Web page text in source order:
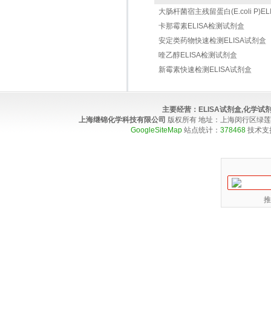
大肠杆菌宿主残留蛋白(E.coli
卡那霉素ELISA检测试剂盒
安定类药物快速检测ELISA试剂盒
喹乙醇ELISA检测试剂盒
新霉素快速检测ELISA试剂盒
主要经营： ELISA试剂盒,化学试
上海继锦化学科技有限公司 版权所有 地址：上海闵行区绿
GoogleSiteMap 站点统计： 378468 技术支